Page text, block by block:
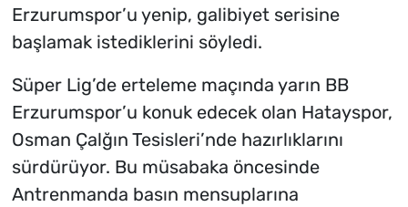
Erzurumspor’u yenip, galibiyet serisine
başlamak istediklerini söyledi.
Süper Lig’de erteleme maçında yarın BB
Erzurumspor’u konuk edecek olan Hatayspor,
Osman Çalğın Tesisleri’nde hazırlıklarını
sürdürüyor. Bu müsabaka öncesinde
Antrenmanda basın mensuplarına